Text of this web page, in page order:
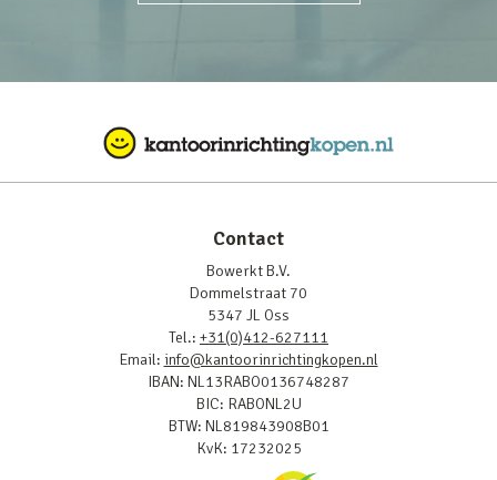
Contact
Bowerkt B.V.
Dommelstraat 70
5347 JL Oss
Tel.: +31(0)412-627111
Email: info@kantoorinrichtingkopen.nl
IBAN: NL13RABO0136748287
BIC: RABONL2U
BTW: NL819843908B01
KvK: 17232025